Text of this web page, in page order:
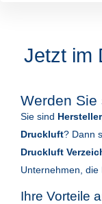
Jetzt im
Werden Sie
Sie sind
Druckluft? Dann
Druckluft
Unternehmen, die
Ihre Vorteile